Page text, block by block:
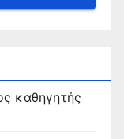
καθηγητής